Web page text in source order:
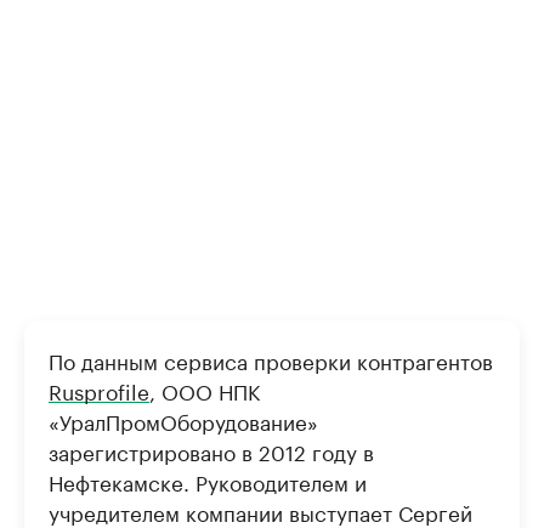
По данным сервиса проверки контрагентов
Rusprofile, ООО НПК
«УралПромОборудование»
зарегистрировано в 2012 году в
Нефтекамске. Руководителем и
учредителем компании выступает Сергей